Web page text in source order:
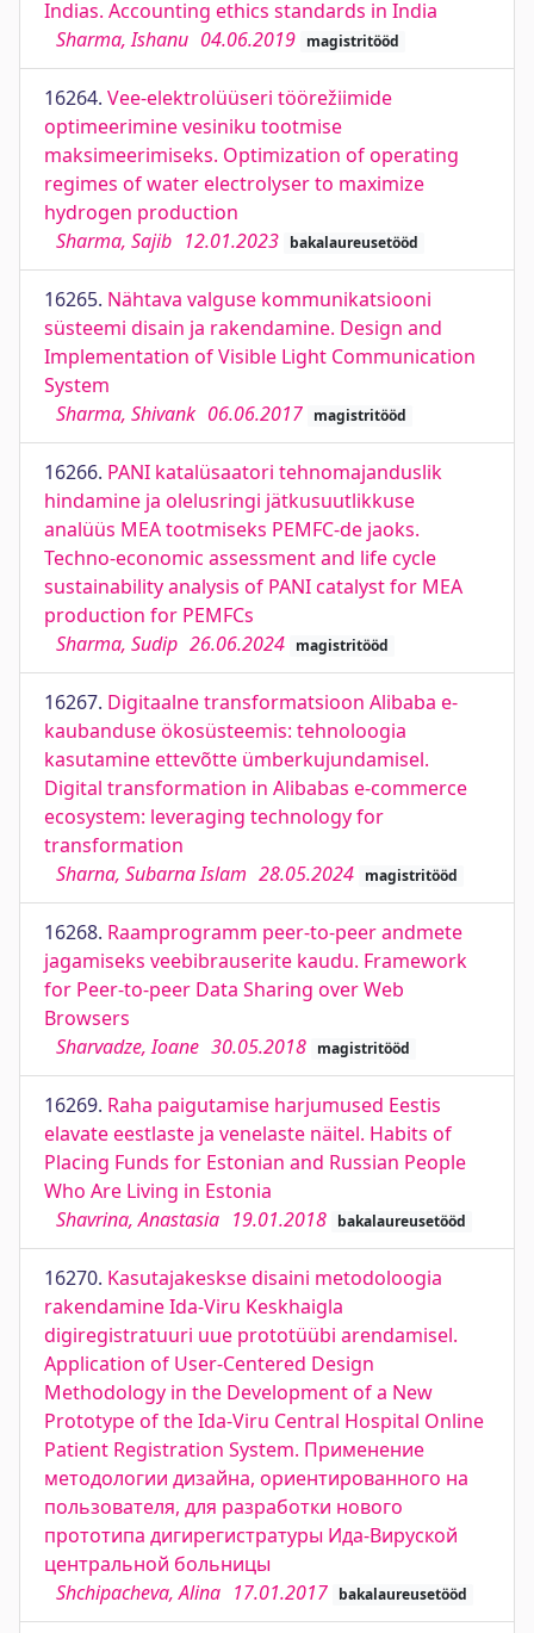
Indias. Accounting ethics standards in India
Sharma, Ishanu 04.06.2019 magistritööd
16264. Vee-elektrolüüseri töörežiimide
optimeerimine vesiniku tootmise
maksimeerimiseks. Optimization of operating
regimes of water electrolyser to maximize
hydrogen production
Sharma, Sajib 12.01.2023 bakalaureusetööd
16265. Nähtava valguse kommunikatsiooni
süsteemi disain ja rakendamine. Design and
Implementation of Visible Light Communication
System
Sharma, Shivank 06.06.2017 magistritööd
16266. PANI katalüsaatori tehnomajanduslik
hindamine ja olelusringi jätkusuutlikkuse
analüüs MEA tootmiseks PEMFC-de jaoks.
Techno-economic assessment and life cycle
sustainability analysis of PANI catalyst for MEA
production for PEMFCs
Sharma, Sudip 26.06.2024 magistritööd
16267. Digitaalne transformatsioon Alibaba e-
kaubanduse ökosüsteemis: tehnoloogia
kasutamine ettevõtte ümberkujundamisel.
Digital transformation in Alibabas e-commerce
ecosystem: leveraging technology for
transformation
Sharna, Subarna Islam 28.05.2024 magistritööd
16268. Raamprogramm peer-to-peer andmete
jagamiseks veebibrauserite kaudu. Framework
for Peer-to-peer Data Sharing over Web
Browsers
Sharvadze, Ioane 30.05.2018 magistritööd
16269. Raha paigutamise harjumused Eestis
elavate eestlaste ja venelaste näitel. Habits of
Placing Funds for Estonian and Russian People
Who Are Living in Estonia
Shavrina, Anastasia 19.01.2018 bakalaureusetööd
16270. Kasutajakeskse disaini metodoloogia
rakendamine Ida-Viru Keskhaigla
digiregistratuuri uue prototüübi arendamisel.
Application of User-Centered Design
Methodology in the Development of a New
Prototype of the Ida-Viru Central Hospital Online
Patient Registration System. Применение
методологии дизайна, ориентированного на
пользователя, для разработки нового
прототипа дигирегистратуры Ида-Вируской
центральной больницы
Shchipacheva, Alina 17.01.2017 bakalaureusetööd